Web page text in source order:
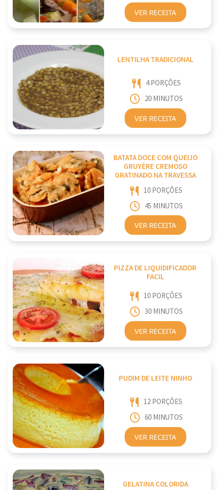
VER RECEITA
LENTILHA TRADICIONAL
4 PORÇÕES
20 MINUTOS
VER RECEITA
BATATA DOCE COM QUEIJO
GRUYÈRE CREMOSO
GRATINADO NA TRAVESSA
10 PORÇÕES
45 MINUTOS
VER RECEITA
PIZZA DE LIQUIDIFICADOR
FACIL
10 PORÇÕES
30 MINUTOS
VER RECEITA
PUDIM DE LEITE NINHO
12 PORÇÕES
60 MINUTOS
VER RECEITA
GELATINA COLORIDA